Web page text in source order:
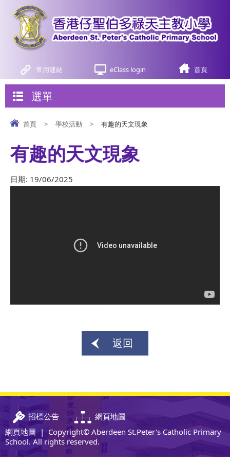
常用連結 eClass login 首頁
選單
首頁 > 學校活動 > 有趣的天文現象
有趣的天文現象
日期: 19/06/2025
返回
招標公告
網頁地圖
網頁地圖 | Copyright© Aberdeen St.Peter's Catholic Primary
School. All rights reserved.